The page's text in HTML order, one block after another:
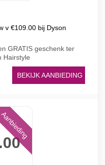
v €109.00 bij Dyson
GRATIS geschenk ter
Hairstyle
BEKIJK AANBIEDING
Aanbieding